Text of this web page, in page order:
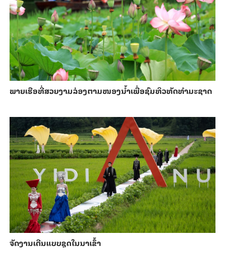
ພາຍ​ເຮືອທີ່​ສວຍ​ງາມ​ລ່ອງ​ຕາມ​​ໜອງນ້ຳ​​ເພື່ອ​ຊົມ​ທິວ​ທັດ​ທຳ​ມະ​ຊາດ
ຈັດງານເດີນແບບຊຸດໃນນາເຂົ້າ